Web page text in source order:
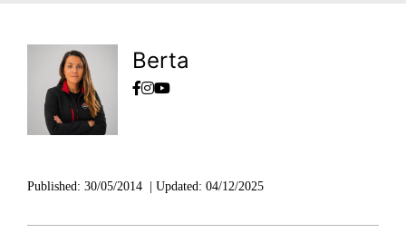
Berta
Published: 30/05/2014 Updated: 04/12/2025